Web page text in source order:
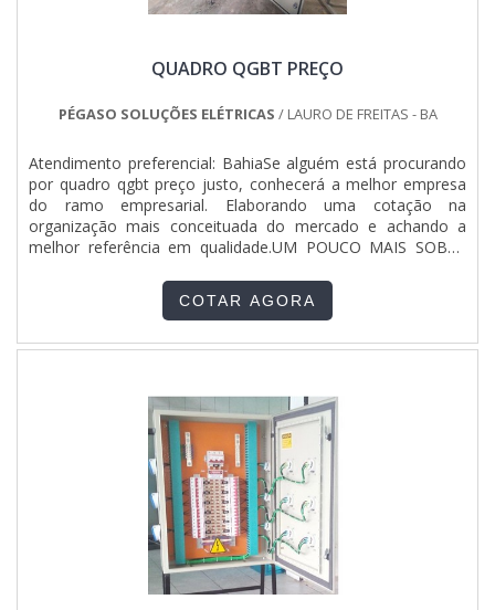
conta com um time tem profissionais com mais de 15 anos
prestadora de serviços elétricos com ótima qualidade. Ainda
empresa que tenha produtos e serviços com ótima
simples, mas que mostram o comprometimento da
empresa com os clientes.GARANTIA DE ALTA EFICIÊNCIA
EM SERVIÇOS ELÉTRICOSSomente na EIZ Engenharia
sempre tem a solução mais buscada na área de engenharia
e instalações industriais. Líder em qualidade, a empresa
prestadora de serviços elétricos oferece uma variedade de
itens como instalações elétricas e montagem de instalação
industrial com ótima qualidade e precisão.A empresa
também conta com um atendimento qualificado, através de
funcionários especializados e cuidadosos, que entendem a
aumentando a eficiência da marca. .
QUADRO QGBT PREÇO
PÉGASO SOLUÇÕES ELÉTRICAS / LAURO DE FREITAS - BA
Atendimento preferencial: BahiaSe alguém está procurando
por quadro qgbt preço justo, conhecerá a melhor empresa
do ramo empresarial. Elaborando uma cotação na
organização mais conceituada do mercado e achando a
melhor referência em qualidade.UM POUCO MAIS SOBRE
quadro qgbt preço justo em uma empresa que preza pela
segurança, descobre a Pégaso Soluções Elétricas. A
residencial montado e painel qta gerador, garantindo o que
em quadro qgbt preço acessível, na essência da empresa, a
mesma deve prezar pelos produtos e serviços com ótima
qualidade e proteção, pequenos detalhes, mas de grande
valia para saber a procedência e seriedade da companhia.É
importante lembrar que o produto deve sempre ser
adquirido com empresas especializadas no segmento. Esse
tipo de cuidado ajuda a garantir a qualidade e durabilidade
dos materiais, além de evitar prejuízos com substituições
frequentes de produtos que não cumprem com suas
funções adequadamente. Assim, é possível poupar gastos
COTAR AGORA